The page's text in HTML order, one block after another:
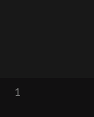
1